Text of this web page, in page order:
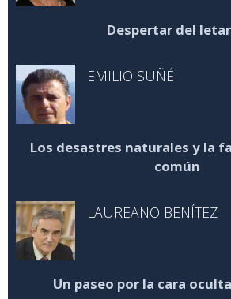
Despertar del
EMILIO SUÑÉ
Los desastres naturales y la
común
LAUREANO BENÍTEZ
Un paseo por la cara